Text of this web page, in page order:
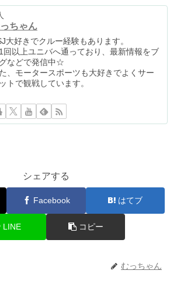
ちゃん
大好きでクルー経験もあります。
回以上ユニバへ通っており、最新情報をブ
などで発信中☆
、モータースポーツも大好きでよくサー
トで観戦しています。
シェアする
Facebook はてブ
LINE コピー
むっちゃん